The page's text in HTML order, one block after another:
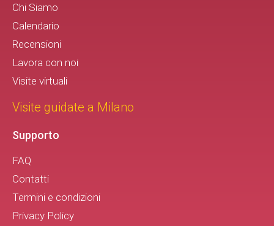
Chi Siamo
Calendario
Recensioni
Lavora con noi
Visite virtuali
Visite guidate a Milano
Supporto
FAQ
Contatti
Termini e condizioni
Privacy Policy